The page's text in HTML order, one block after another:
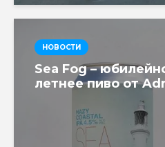
НОВОСТИ
Sea Fog –
летнее пиво от